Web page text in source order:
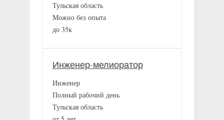
Тульская область
Можно без опыта
до 35к
Инженер-мелиоратор
Инженер
Полный рабочий день
Тульская область